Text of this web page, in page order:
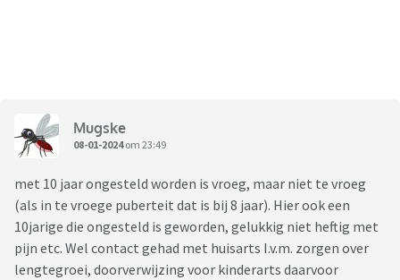
Mugske
08-01-2024om 23:49
met 10 jaar ongesteld worden is vroeg, maar niet te vroeg
(als in te vroege puberteit dat is bij 8 jaar). Hier ook een
10jarige die ongesteld is geworden, gelukkig niet heftig met
pijn etc. Wel contact gehad met huisarts I.v.m. zorgen over
lengtegroei, doorverwijzing voor kinderarts daarvoor